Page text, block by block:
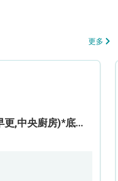
更多
華御結高級廚師 (早更,中央廚房)*底薪可達20k* (5天工作週)